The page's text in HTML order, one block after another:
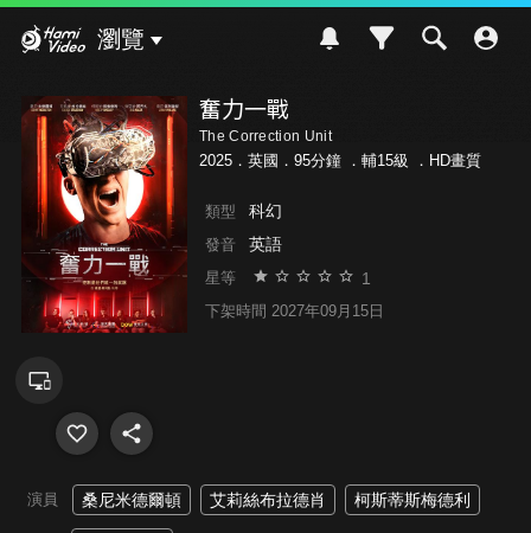
瀏覽
奮力一戰
The Correction Unit
2025．英國．95分鐘 ． 輔15級 ．HD畫質
類型 科幻
發音 英語
星等 1
下架時間 2027年09月15日
演員 桑尼米德爾頓 艾莉絲布拉德肖 柯斯蒂斯梅德利